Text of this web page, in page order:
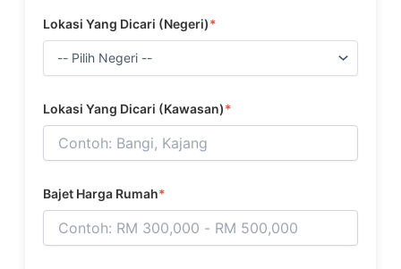
Lokasi Yang Dicari (Negeri)*
Lokasi Yang Dicari (Kawasan)*
Bajet Harga Rumah*